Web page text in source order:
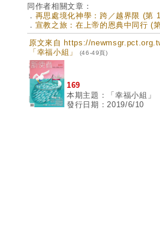
同作者相關文章：
． 再思處境化神學：跨／越界限 (第
． 宣教之旅：在上帝的恩典中同行 (
原文來自 https://
「幸福小組」
(46-49頁)
169
本期主題：「幸福小組」
發行日期：2019/6/10